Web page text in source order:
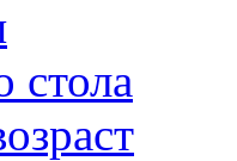
стола